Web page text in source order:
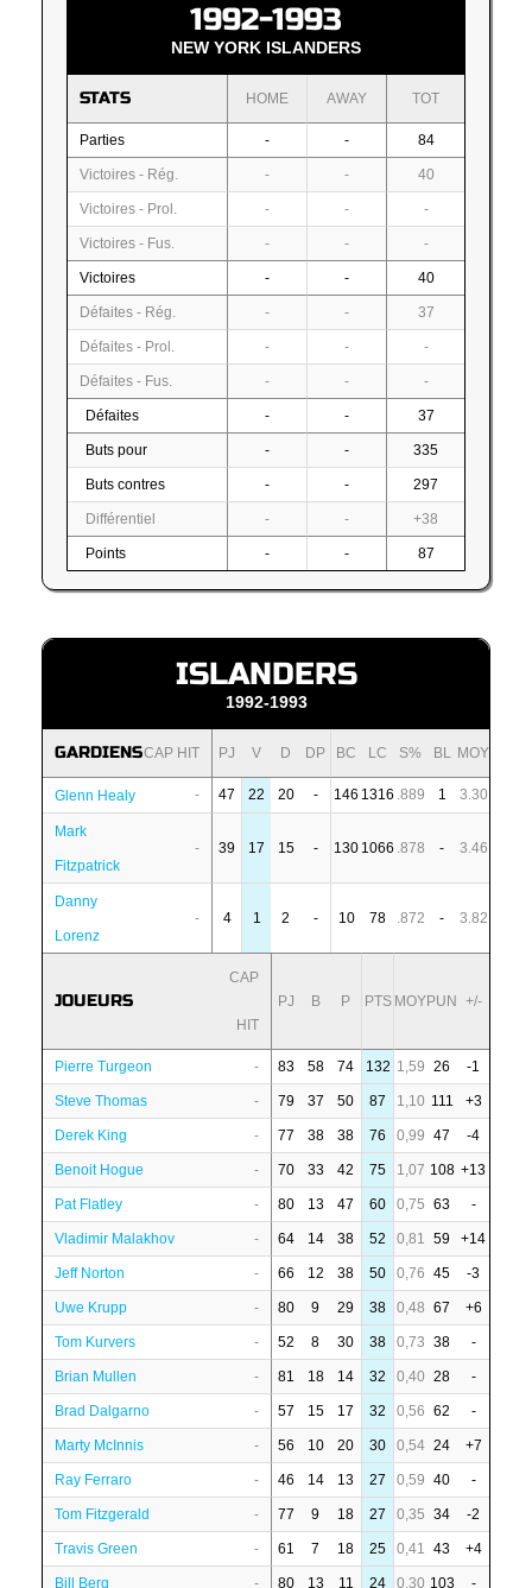
1992-1993
NEW YORK ISLANDERS
STATS HOME AWAY TOT
Parties - - 84
Victoires - Rég. - - 40
Victoires - Prol. - - -
Victoires - Fus. - - -
Victoires - - 40
Défaites - Rég. - - 37
Défaites - Prol. - - -
Défaites - Fus. - - -
Défaites - - 37
Buts pour - - 335
Buts contres - - 297
Différentiel - - +38
Points - - 87
ISLANDERS
1992-1993
GARDIENSCAP HIT PJ V D DP BC LC S% BL MOY
Glenn Healy - 47 22 20 - 146 1316 .889 1 3.30
Mark
Fitzpatrick
- 39 17 15 - 130 1066 .878 - 3.46
Danny
Lorenz
- 4 1 2 - 10 78 .872 - 3.82
JOUEURS
CAP
HIT
PJ B P PTS MOYPUN +/-
Pierre Turgeon - 83 58 74 132 1,59 26 -1
Steve Thomas - 79 37 50 87 1,10 111 +3
Derek King - 77 38 38 76 0,99 47 -4
Benoit Hogue - 70 33 42 75 1,07 108 +13
Pat Flatley - 80 13 47 60 0,75 63 -
Vladimir Malakhov - 64 14 38 52 0,81 59 +14
Jeff Norton - 66 12 38 50 0,76 45 -3
Uwe Krupp - 80 9 29 38 0,48 67 +6
Tom Kurvers - 52 8 30 38 0,73 38 -
Brian Mullen - 81 18 14 32 0,40 28 -
Brad Dalgarno - 57 15 17 32 0,56 62 -
Marty McInnis - 56 10 20 30 0,54 24 +7
Ray Ferraro - 46 14 13 27 0,59 40 -
Tom Fitzgerald - 77 9 18 27 0,35 34 -2
Travis Green - 61 7 18 25 0,41 43 +4
Bill Berg - 80 13 11 24 0,30 103 -